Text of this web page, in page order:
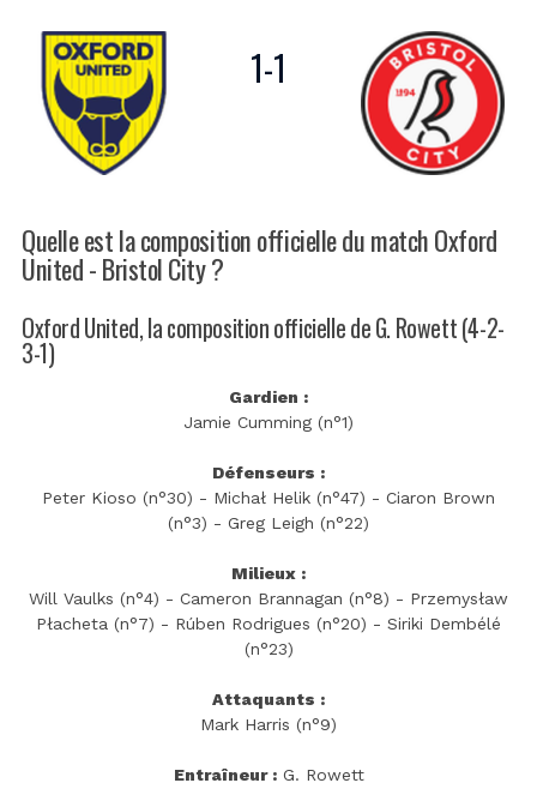
1-1
Quelle est la composition officielle du match Oxford
United - Bristol City ?
Oxford United, la composition officielle de G. Rowett (4-2-
3-1)
Gardien :
Jamie Cumming (n°1)
Défenseurs :
Peter Kioso (n°30) - Michał Helik (n°47) - Ciaron Brown
(n°3) - Greg Leigh (n°22)
Milieux :
Will Vaulks (n°4) - Cameron Brannagan (n°8) - Przemysław
Płacheta (n°7) - Rúben Rodrigues (n°20) - Siriki Dembélé
(n°23)
Attaquants :
Mark Harris (n°9)
Entraîneur :G. Rowett